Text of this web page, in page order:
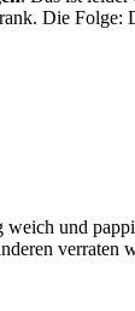
Die Folge:
und
verraten